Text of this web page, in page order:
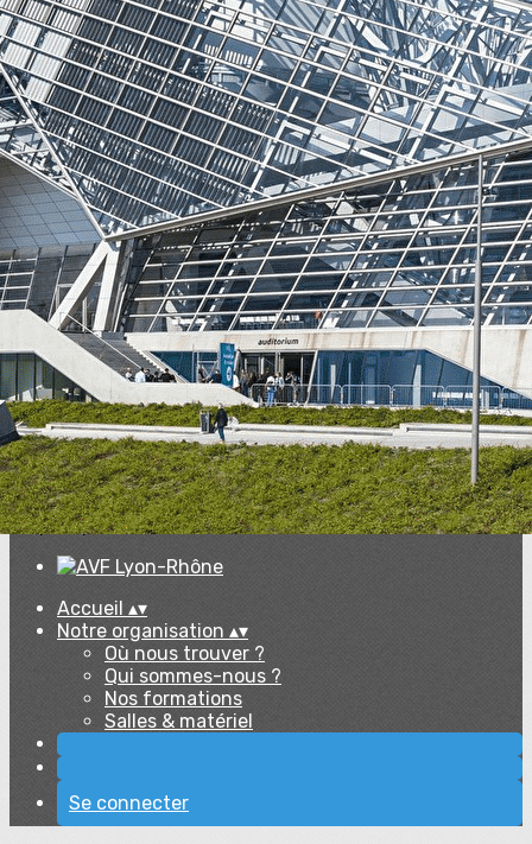
Exporter les lignes sélectionnées
Exporter toutes les colonnes
Exporter uniquement les colonnes affichées
Menu
?>
Images de la page d'accueil
Cliquez pour éditer
Ajoutez un logo, un bouton, des réseaux sociaux
Cliquez pour éditer
Accueil ▴▾
Notre organisation ▴▾
Où nous trouver ?
Qui sommes-nous ?
Nos formations
Salles & matériel
Se connecter